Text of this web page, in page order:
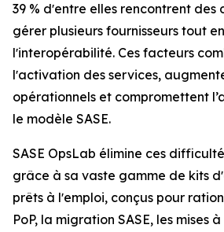
39 % dʼentre elles rencontrent
gérer plusieurs fournisseurs tout
lʼinteropérabilité. Ces facteurs
lʼactivation des services,
opérationnels et compromettent
le modèle SASE.
SASE OpsLab élimine ces
grâce à sa vaste gamme de kits
prêts à lʼemploi, conçus pour
PoP, la migration SASE, les mises